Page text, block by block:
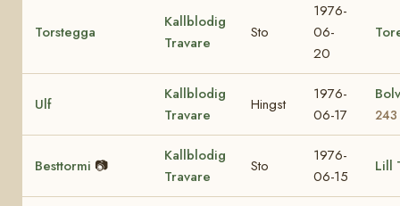
Torstegga
Kallblodig
Travare
Sto
1976-
06-
20
Ulf
Kallblodig
Travare
Hingst
1976-
06-17
243
Besttormi 📷
Kallblodig
Travare
Sto
1976-
06-15
Lill